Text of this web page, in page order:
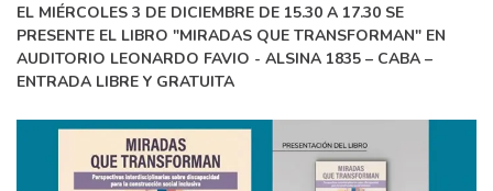
EL MIÉRCOLES 3 DE DICIEMBRE DE 15.30 A 17.30 SE
PRESENTE EL LIBRO "MIRADAS QUE TRANSFORMAN" EN
AUDITORIO LEONARDO FAVIO - ALSINA 1835 – CABA –
ENTRADA LIBRE Y GRATUITA